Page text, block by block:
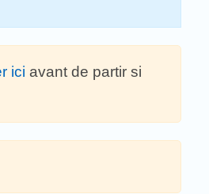
ici avant de partir si